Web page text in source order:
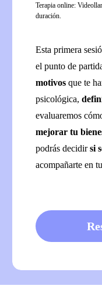
Terapia online:
duración.
Esta primera
el punto de
motivos que te
psicológica,
evaluaremos
mejorar tu
podrás decidirsi
acompañarte en